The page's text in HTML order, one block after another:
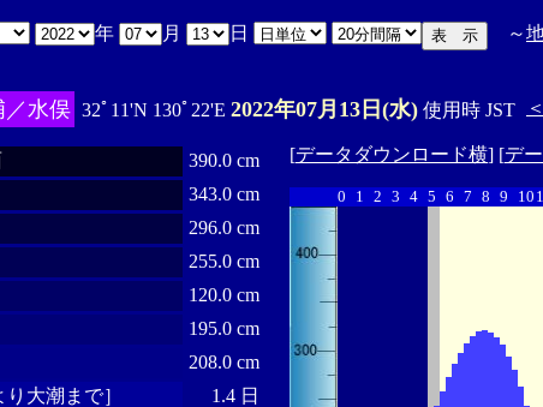
年 月 日 ～
／水俣 32ﾟ11'N 130ﾟ22'E 2022年07月13日(水) 使用時 JST
390.0 cm
343.0 cm
296.0 cm
255.0 cm
120.0 cm
195.0 cm
208.0 cm
大潮まで］
1.4 日
[データダウンロード横] [デ
0 1 2 3 4 5 6 7 8 9 10